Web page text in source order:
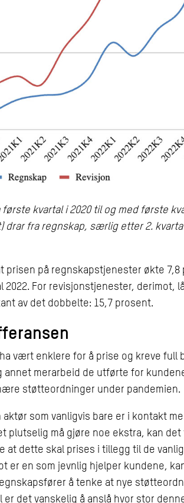
kvartal i 2020 til og med første
drar fra regnskap, særlig etter 2.
prisen på regnskapstjenester økte
2022. For revisjonstjenester, derimot,
av det dobbelte: 15,7 prosent.
vært enklere for å prise og kreve full
merarbeid de utførte for
støtteordninger under pandemien.
som vanligvis bare er i kontakt
plutselig må gjøre noe ekstra, kan
at dette skal prises i tillegg til de
er en som jevnlig hjelper kundene,
å tenke at nye
er det vanskelig å anslå hvor stor